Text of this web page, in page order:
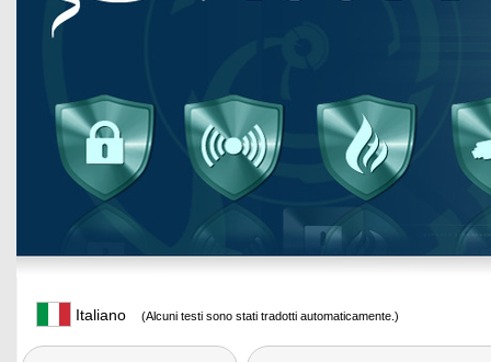
Italiano (Alcuni testi sono stati tradotti automaticamente.)